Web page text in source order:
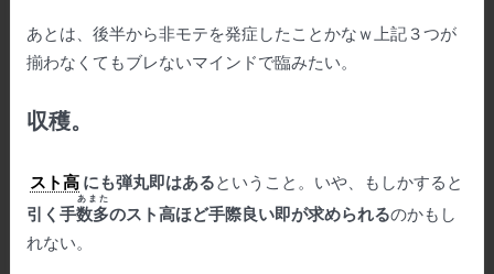
あとは、後半から非モテを発症したことかなｗ上記３つが
揃わなくてもブレないマインドで臨みたい。
収穫。
スト高にも弾丸即はあるということ。いや、もしかすると
引く手数多
あまた
のスト高ほど手際良い即が求められるのかもし
れない。